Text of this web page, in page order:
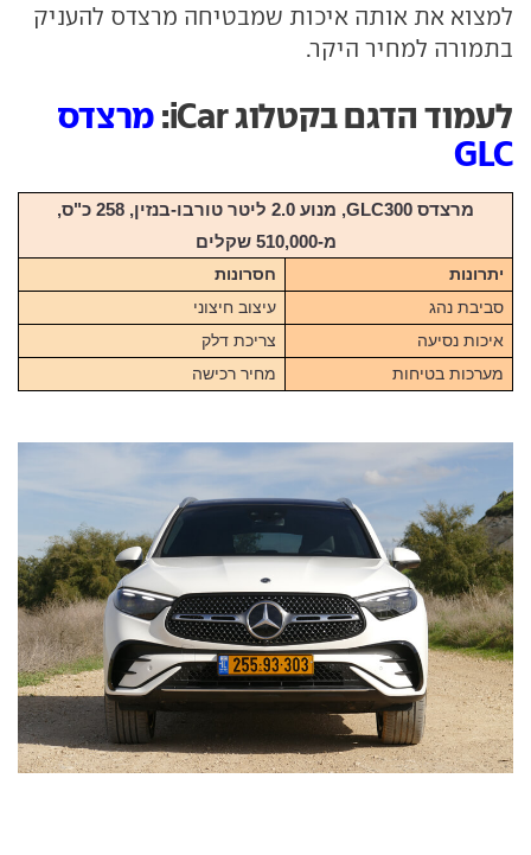
למצוא את אותה איכות שמבטיחה מרצדס להעניק
בתמורה למחיר היקר.
לעמוד הדגם בקטלוג iCar:
מרצדס
GLC
מרצדס GLC300, מנוע 2.0 ליטר טורבו-בנזין, 258 כ"ס,
מ-510,000 שקלים
יתרונות
חסרונות
סביבת נהג
עיצוב חיצוני
איכות נסיעה
צריכת דלק
מערכות בטיחות
מחיר רכישה